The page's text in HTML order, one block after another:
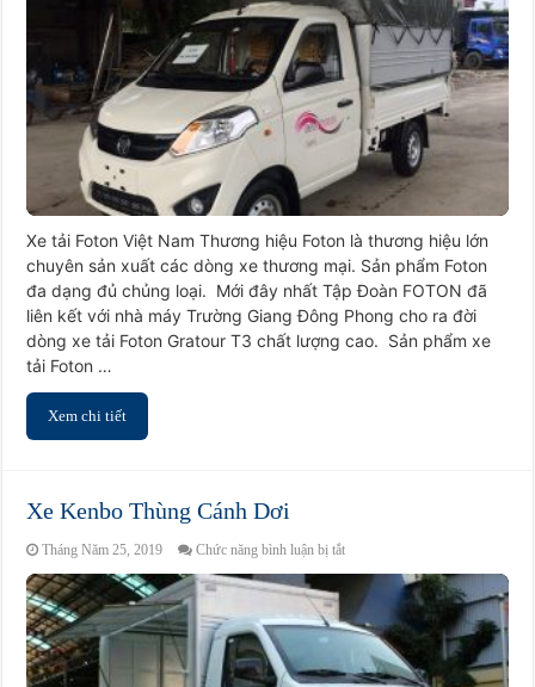
Foton
Xe tải Foton Việt Nam Thương hiệu Foton là thương hiệu lớn
chuyên sản xuất các dòng xe thương mại. Sản phẩm Foton
đa dạng đủ chủng loại. Mới đây nhất Tập Đoàn FOTON đã
liên kết với nhà máy Trường Giang Đông Phong cho ra đời
dòng xe tải Foton Gratour T3 chất lượng cao. Sản phẩm xe
tải Foton …
Xem chi tiết
Xe Kenbo Thùng Cánh Dơi
Tháng Năm 25, 2019 Chức năng bình luận bị tắtở
Xe
Kenbo
Thùng
Cánh
Dơi